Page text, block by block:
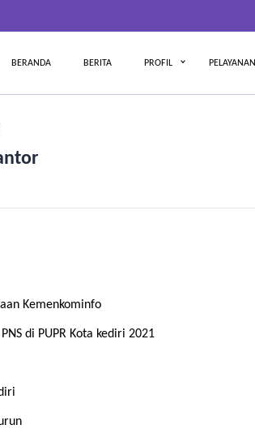
BERANDA BERITA PROFIL PELAYANAN
Kemenkominfo
di PUPR Kota kediri 2021